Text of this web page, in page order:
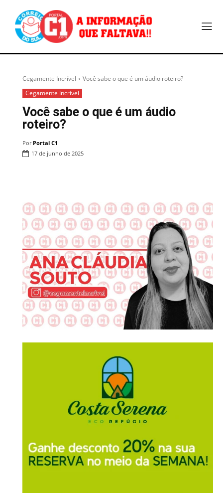
Cegamente Incrível
Você sabe o que é um áudio roteiro?
Cegamente Incrível
Você sabe o que é um áudio
roteiro?
Por Portal C1
17 de junho de 2025